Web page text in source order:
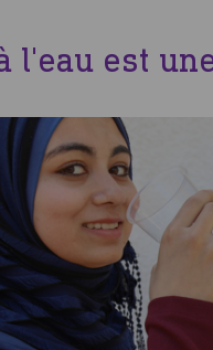
l'eau est